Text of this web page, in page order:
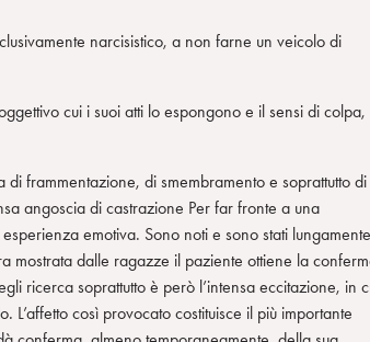
narcisistico, a non farne un veicolo di
cui i suoi atti lo espongono e il sensi di colpa,
frammentazione, di smembramento e soprattutto di
angoscia di castrazione Per far fronte a una
emotiva. Sono noti e sono stati lungamente
mostrata dalle ragazze il paziente ottiene la
ricerca soprattutto è però l’intensa eccitazione, in
. L’affetto così provocato costituisce il più importante